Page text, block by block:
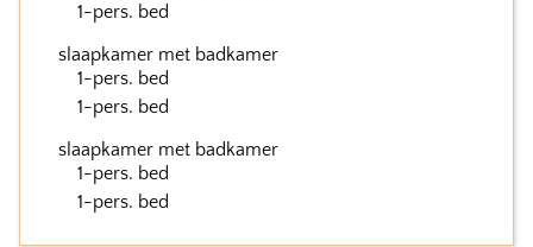
1-pers. bed
slaapkamer met badkamer
1-pers. bed
1-pers. bed
slaapkamer met badkamer
1-pers. bed
1-pers. bed